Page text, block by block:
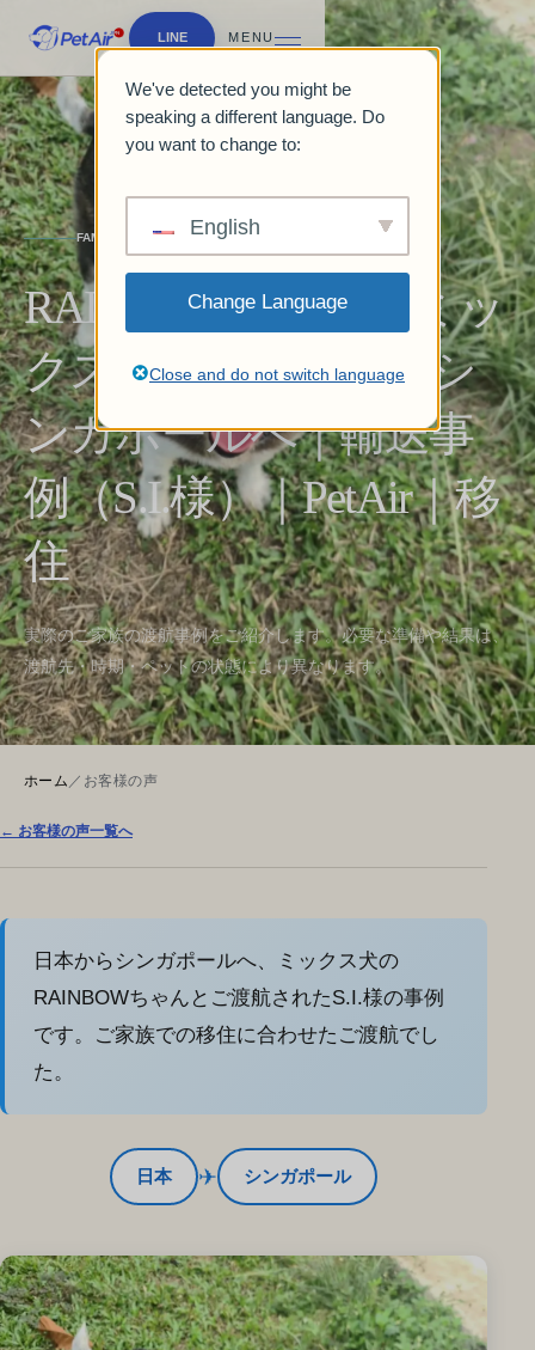
LINE MENU
FAMILY JOURNEY
RAINBOWちゃん（ミッ
クス犬）と日本からシ
ンガポールへ｜輸送事
例（S.I.様）｜PetAir｜移
住
実際のご家族の渡航事例をご紹介します。必要な準備や結果は、
渡航先・時期・ペットの状態により異なります。
ホーム ／ お客様の声
← お客様の声一覧へ
日本からシンガポールへ、ミックス犬の
RAINBOWちゃんとご渡航されたS.I.様の事例
です。ご家族での移住に合わせたご渡航でし
た。
日本 ✈ シンガポール
We've detected you might be
speaking a different language. Do
you want to change to:
English
Change Language
Close and do not switch language